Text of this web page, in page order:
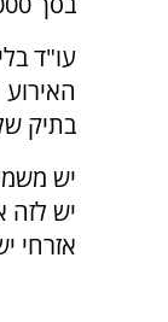
עו"ד
בתיק
יש
יש לזה
אזרחי